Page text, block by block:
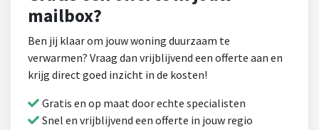
mailbox?
Ben jij klaar om jouw woning duurzaam te
verwarmen? Vraag dan vrijblijvend een offerte aan en
krijg direct goed inzicht in de kosten!
Gratis en op maat door echte specialisten
Snel en vrijblijvend een offerte in jouw regio